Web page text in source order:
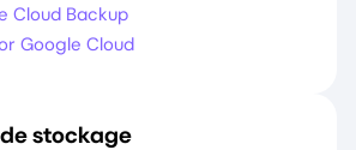
Cloud Backup
Google Cloud
stockage